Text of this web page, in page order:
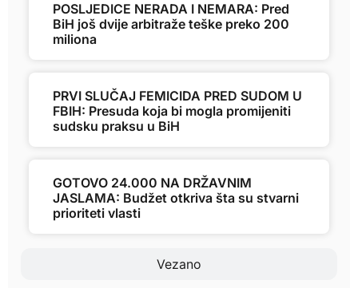
Vezano
POSLJEDICE NERADA I NEMARA: Pred
BiH još dvije arbitraže teške preko 200
miliona
PRVI SLUČAJ FEMICIDA PRED SUDOM U
FBIH: Presuda koja bi mogla promijeniti
sudsku praksu u BiH
GOTOVO 24.000 NA DRŽAVNIM
JASLAMA: Budžet otkriva šta su stvarni
prioriteti vlasti